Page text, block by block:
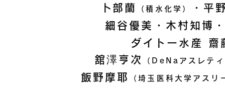
卜部蘭 （積水化学）
・平
細谷優美・木村知博
ダイトー水産 齋
舘澤亨次
（DeNaアスレテ
飯野摩耶 （埼玉医科大学アスリ